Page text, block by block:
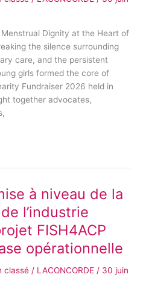
Dignity at the Heart of
the silence surrounding
care, and the persistent
girls formed the core of
Fundraiser 2026 held in
together advocates,
à niveau de la
l’industrie
FISH4ACP
opérationnelle
classé / LACONCORDE / 30 juin